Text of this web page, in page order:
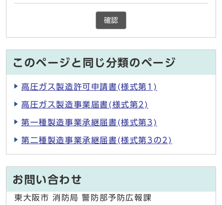
確認
このページと同じ分類のページ
高圧ガス製造許可申請書(様式第1)
高圧ガス製造事業届書(様式第2)
第一種製造事業承継届書(様式第3)
第二種製造事業承継届書(様式第3の2)
お問い合わせ
東大阪市 消防局 警防部予防広報課